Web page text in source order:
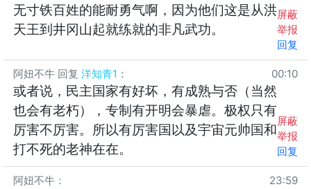
无寸铁百姓的能耐勇气啊，因为他们这是从洪
天王到井冈山起就练就的非凡武功。
屏蔽
举报
回复
阿妞不牛 回复 洋知青1 ： 00:10
或者说，民主国家有好坏，有成熟与否（当然
也会有老朽），专制有开明会暴虐。极权只有
厉害不厉害。所以有厉害国以及宇宙元帅国和
打不死的老神在在。
屏蔽
举报
回复
阿妞不牛 ： 23:59